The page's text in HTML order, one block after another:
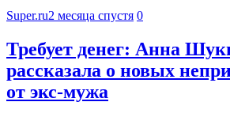
Super.ru2 месяца спустя 0
Требует денег: Анна
рассказала о новых
от экс-мужа